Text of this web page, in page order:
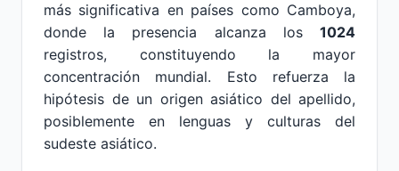
más significativa en países como Camboya,
donde la presencia alcanza los 1024
registros, constituyendo la mayor
concentración mundial. Esto refuerza la
hipótesis de un origen asiático del apellido,
posiblemente en lenguas y culturas del
sudeste asiático.